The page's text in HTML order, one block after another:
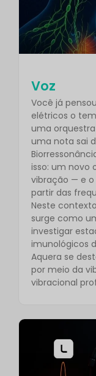
Voz
Você já
elétricos o
uma
uma nota sai
isso: um novo
vibração — e
partir das
Neste
surge como
investigar
imunológicos
Aquera se
por meio da
vibracional